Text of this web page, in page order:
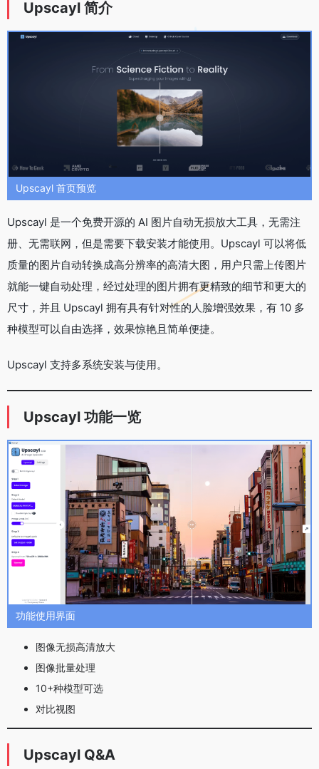
Upscayl 简介
Upscayl 首页预览
Upscayl 是一个免费开源的 AI 图片自动无损放大工具，无需注
册、无需联网，但是需要下载安装才能使用。Upscayl 可以将低
质量的图片自动转换成高分辨率的高清大图，用户只需上传图片
就能一键自动处理，经过处理的图片拥有更精致的细节和更大的
尺寸，并且 Upscayl 拥有具有针对性的人脸增强效果，有 10 多
种模型可以自由选择，效果惊艳且简单便捷。
Upscayl 支持多系统安装与使用。
Upscayl 功能一览
功能使用界面
图像无损高清放大
图像批量处理
10+种模型可选
对比视图
Upscayl Q&A